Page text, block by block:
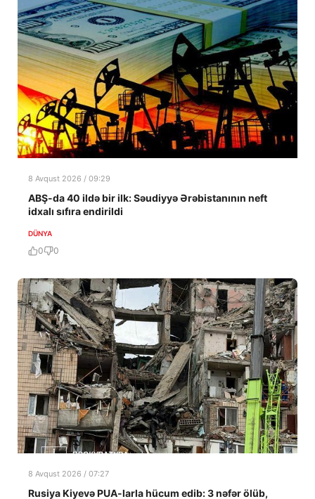
8 Avqust 2026 / 09:29
ABŞ-da 40 ildə bir ilk: Səudiyyə Ərəbistanının neft
idxalı sıfıra endirildi
DÜNYA
0 0
8 Avqust 2026 / 07:27
Rusiya Kiyevə PUA-larla hücum edib: 3 nəfər ölüb,